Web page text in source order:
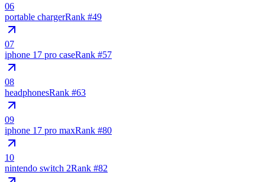
06
portable chargerRank #49
07
iphone 17 pro caseRank #57
08
headphonesRank #63
09
iphone 17 pro maxRank #80
10
nintendo switch 2Rank #82